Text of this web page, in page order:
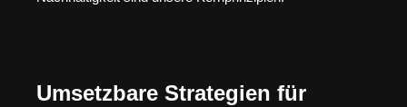
Umsetzbare Strategien für